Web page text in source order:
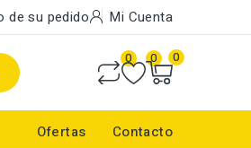
de su pedido Mi Cuenta
0 0 0
Ofertas Contacto